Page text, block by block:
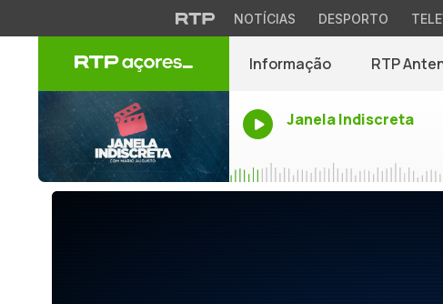
NOTÍCIAS DESPORTO
Informação RTP
Janela Indiscreta